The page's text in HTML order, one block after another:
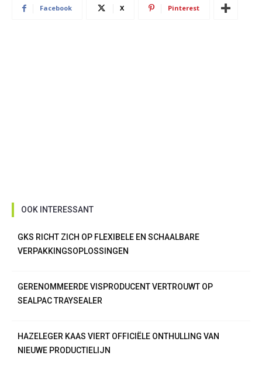
Facebook X Pinterest
OOK INTERESSANT
GKS RICHT ZICH OP FLEXIBELE EN SCHAALBARE
VERPAKKINGSOPLOSSINGEN
GERENOMMEERDE VISPRODUCENT VERTROUWT OP
SEALPAC TRAYSEALER
HAZELEGER KAAS VIERT OFFICIËLE ONTHULLING VAN
NIEUWE PRODUCTIELIJN